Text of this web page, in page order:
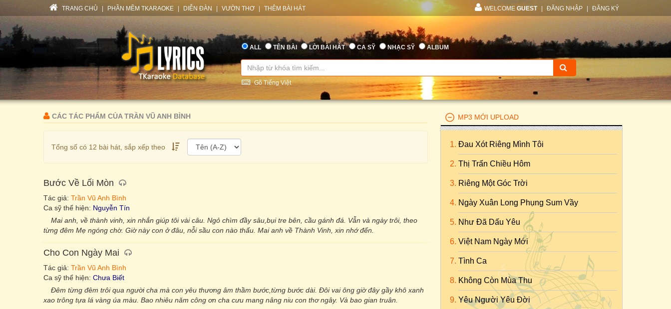
TRANG CHỦ PHẦN MỀM TKARAOKE DIỄN ĐÀN VƯỜN THƠ THÊM BÀI HÁT WELCOME GUEST ĐĂNG NHẬP ĐĂNG KÝ
ALL TÊN BÀI LỜI BÀI HÁT CA SỸ NHẠC SỸ ALBUM
Gõ Tiếng Việt
CÁC TÁC PHẨM CỦA TRẦN VŨ ANH BÌNH
Tổng số có 12 bài hát, sắp xếp theo
Bước Về Lối Mòn
Tác giả: Trần Vũ Anh Bình
Ca sỹ thể hiện: Nguyễn Tín
Mai anh, về thành vinh, xin nhắn giúp tôi vài câu. Ngỏ chìm đầy sâu,bụi tre bên, cầu gánh đá. Vẫn và ngày trôi, theo
từng đêm Mẹ ngóng chờ. Giờ này con ở đâu, nỗi sầu con nào thấu. Mai anh về Thành Vinh, xin nhớ đến.
Cho Con Ngày Mai
Tác giả: Trần Vũ Anh Bình
Ca sỹ thể hiện: Chưa Biết
Đêm từng đêm trôi qua người cha mà con yêu thương âm thầm bước,từng bước dài. Đôi vai ông giờ đây gầy khô xanh
xao trông tựa lá vàng úa màu. Bao nhiêu năm công ơn cha cưu mang nâng niu con thơ ngây. Và bao gian truân.
MP3 MỚI UPLOAD
Đau Xót Riêng Mình Tôi
Thị Trấn Chiều Hôm
Riêng Một Góc Trời
Ngày Xuân Long Phụng Sum Vầy
Như Đã Dấu Yêu
Việt Nam Ngày Mới
Tình Ca
Không Còn Mùa Thu
Yêu Người Yêu Đời